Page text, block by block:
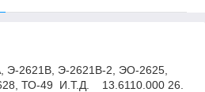
Э-2621В, Э-2621В-2, ЭО-2625,
ТО-49 И.Т.Д. 13.6110.000 26.